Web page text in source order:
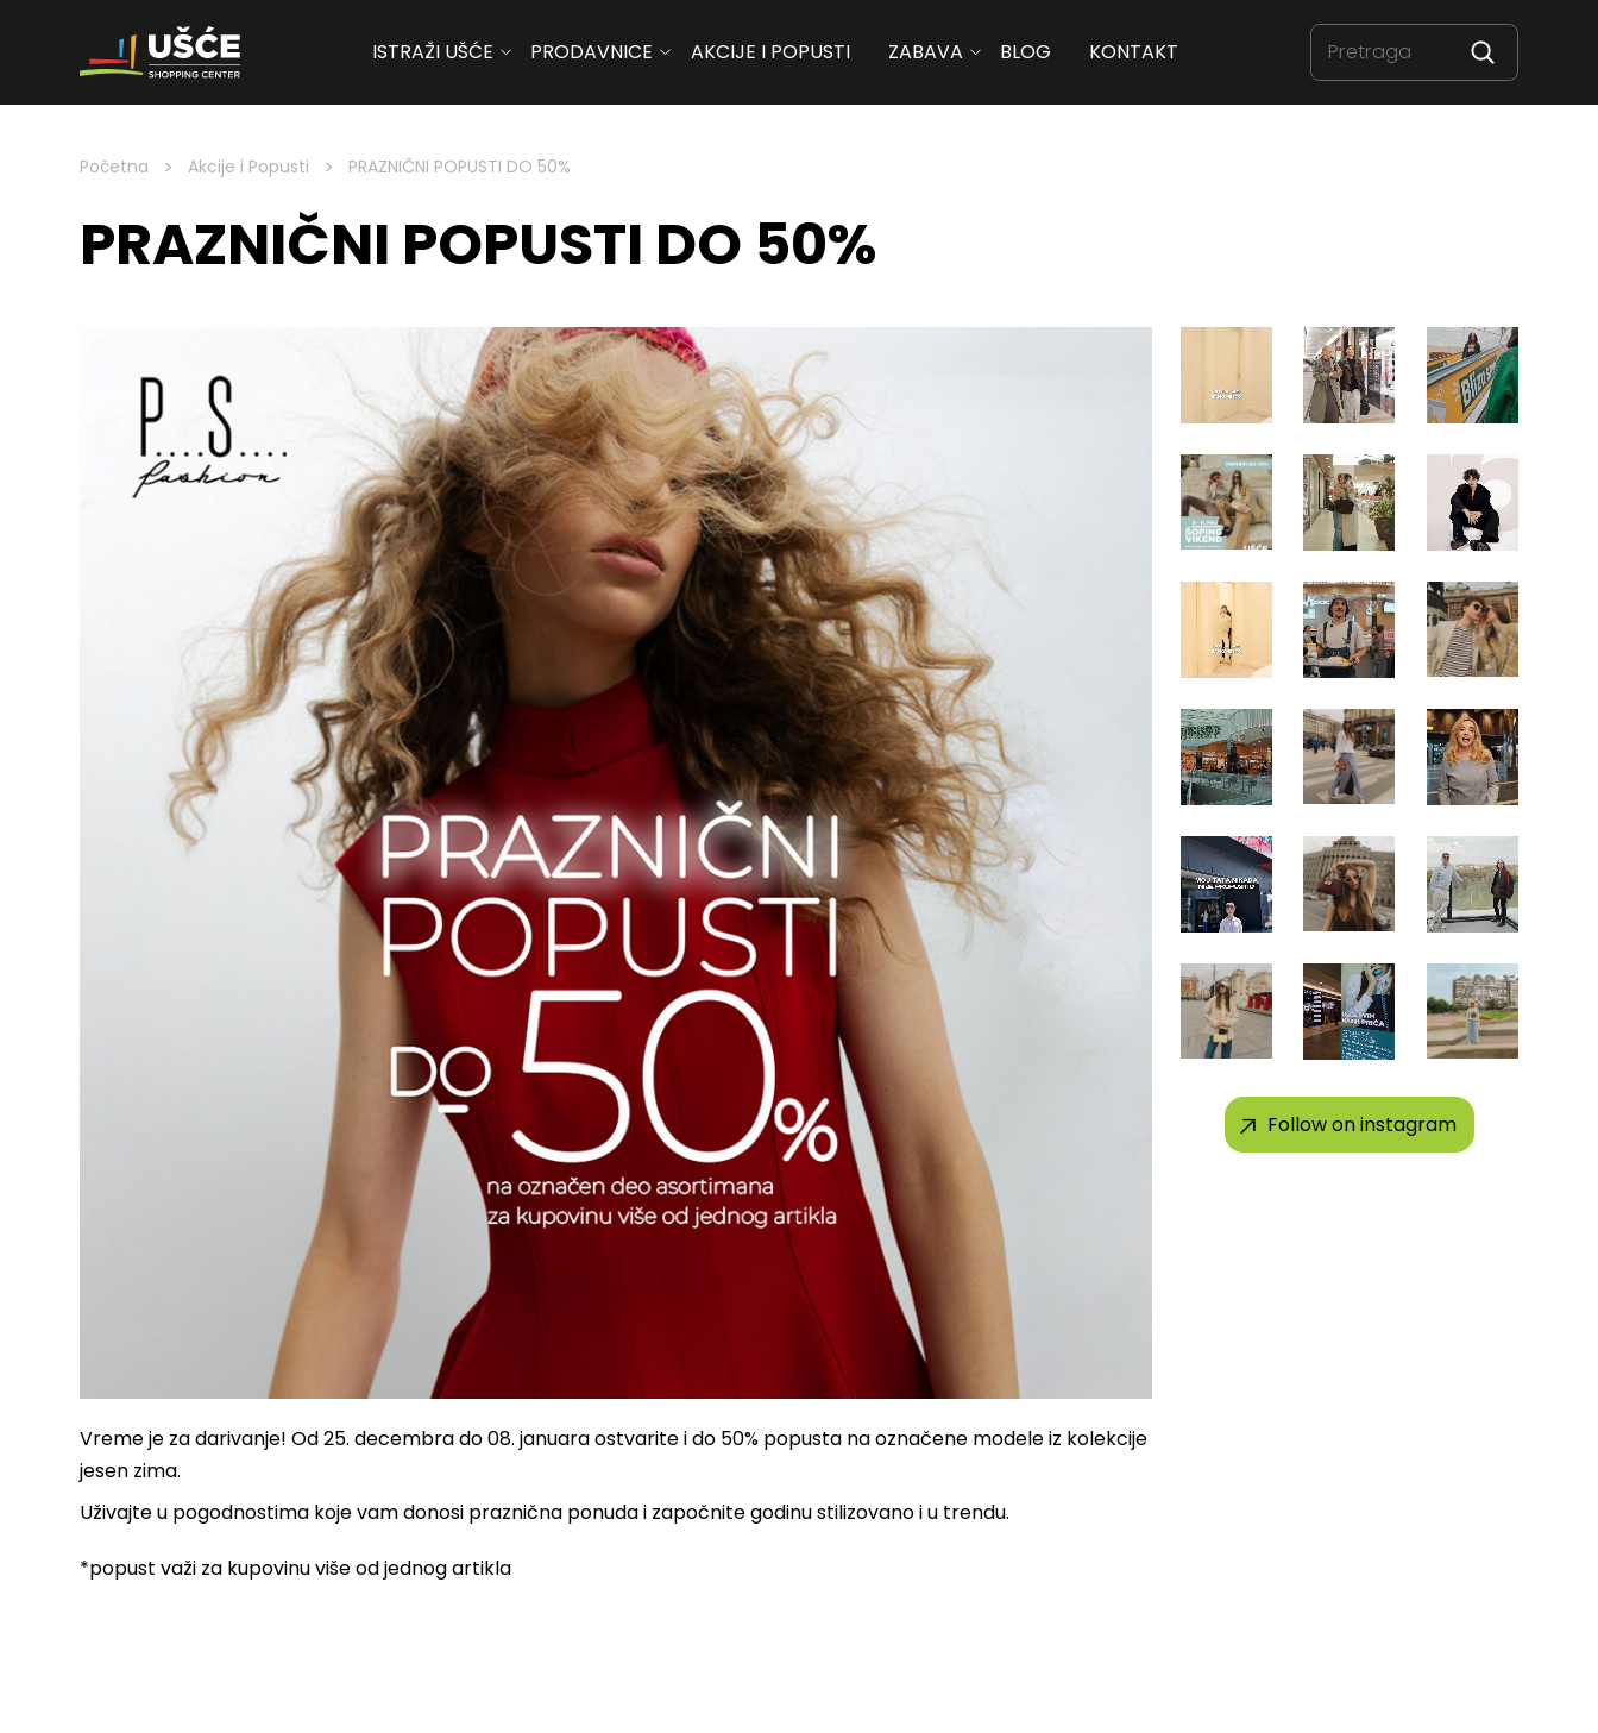
Skip to content
ISTRAŽI UŠĆE PRODAVNICE AKCIJE I POPUSTI ZABAVA BLOG KONTAKT
Početna > Akcije i Popusti > PRAZNIČNI POPUSTI DO 50%
PRAZNIČNI POPUSTI DO 50%
Follow on instagram
Vreme je za darivanje! Od 25. decembra do 08. januara ostvarite i do 50% popusta na označene modele iz kolekcije
jesen zima.
Uživajte u pogodnostima koje vam donosi praznična ponuda i započnite godinu stilizovano i u trendu.
*popust važi za kupovinu više od jednog artikla